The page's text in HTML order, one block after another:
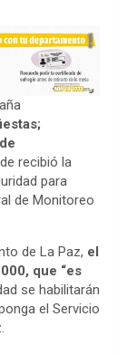
recibió la
para
de Monitoreo
de La Paz, el
que “es
se habilitarán
el Servicio